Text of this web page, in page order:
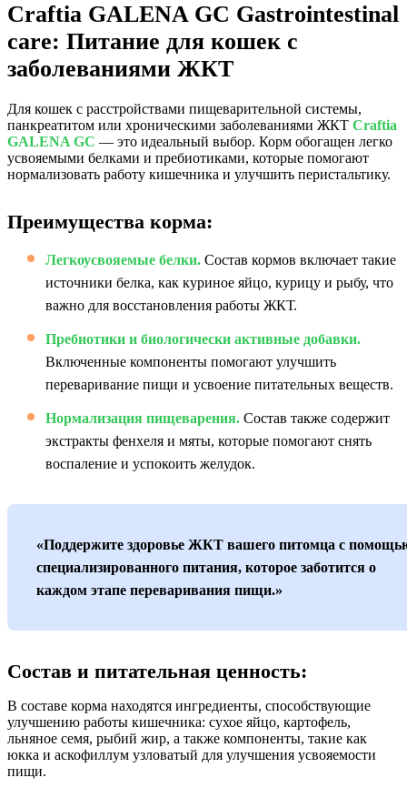
Craftia GALENA GC Gastrointestinal
care: Питание для кошек с
заболеваниями ЖКТ
Для кошек с расстройствами пищеварительной системы,
панкреатитом или хроническими заболеваниями ЖКТ Craftia
GALENA GC — это идеальный выбор. Корм обогащен легко
усвояемыми белками и пребиотиками, которые помогают
нормализовать работу кишечника и улучшить перистальтику.
Преимущества корма:
Легкоусвояемые белки. Состав кормов включает такие
источники белка, как куриное яйцо, курицу и рыбу, что
важно для восстановления работы ЖКТ.
Пребиотики и биологически активные добавки.
Включенные компоненты помогают улучшить
переваривание пищи и усвоение питательных веществ.
Нормализация пищеварения. Состав также содержит
экстракты фенхеля и мяты, которые помогают снять
воспаление и успокоить желудок.
«Поддержите здоровье ЖКТ вашего питомца с
специализированного питания, которое заботится о
каждом этапе переваривания пищи.»
Состав и питательная ценность:
В составе корма находятся ингредиенты, способствующие
улучшению работы кишечника: сухое яйцо, картофель,
льняное семя, рыбий жир, а также компоненты, такие как
юкка и аскофиллум узловатый для улучшения усвояемости
пищи.